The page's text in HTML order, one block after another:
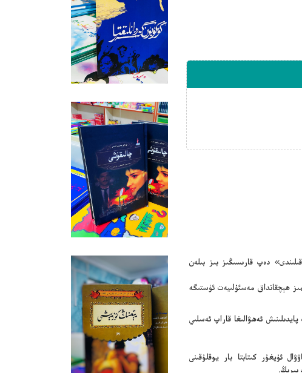
دەپ قارىسىڭىز بىز بىلەن
ھېچقانداق مەسئۇلىيەت ئۈستىگە
ئەھۋالىغا قاراپ ئەسلىي
ئۇيغۇر كىتابتا بار يوقلۇقىنى
بىرىڭ.